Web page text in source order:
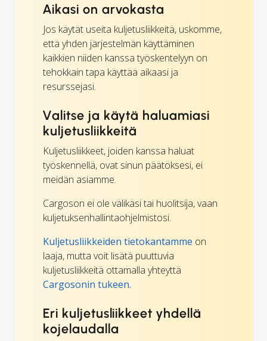
Aikasi on arvokasta
Jos käytät useita kuljetusliikkeitä, uskomme,
että yhden järjestelmän käyttäminen
kaikkien niiden kanssa työskentelyyn on
tehokkain tapa käyttää aikaasi ja
resurssejasi.
Valitse ja käytä haluamiasi
kuljetusliikkeitä
Kuljetusliikkeet, joiden kanssa haluat
työskennellä, ovat sinun päätöksesi, ei
meidän asiamme.
Cargoson ei ole välikäsi tai huolitsija, vaan
kuljetuksenhallintaohjelmistosi.
Kuljetusliikkeiden tietokantamme on
laaja, mutta voit lisätä puuttuvia
kuljetusliikkeitä ottamalla yhteyttä
Cargosonin tukeen.
Eri kuljetusliikkeet yhdellä
kojelaudalla